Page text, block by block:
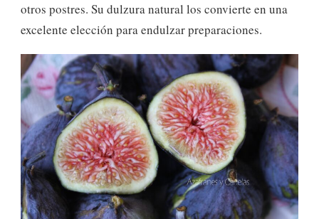
otros postres. Su dulzura natural los convierte en una
excelente elección para endulzar preparaciones.